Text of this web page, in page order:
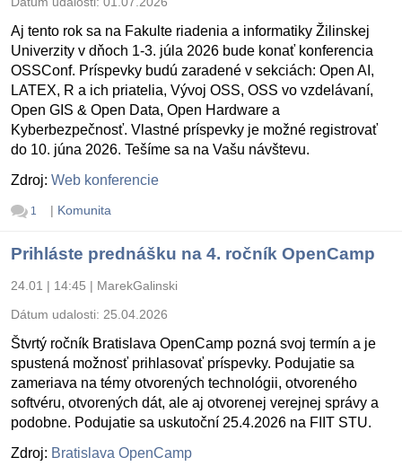
Aj tento rok sa na Fakulte riadenia a informatiky Žilinskej
Univerzity v dňoch 1-3. júla 2026 bude konať konferencia
OSSConf. Príspevky budú zaradené v sekciách: Open AI,
LATEX, R a ich priatelia, Vývoj OSS, OSS vo vzdelávaní,
Open GIS & Open Data, Open Hardware a
Kyberbezpečnosť. Vlastné príspevky je možné registrovať
do 10. júna 2026. Tešíme sa na Vašu návštevu.
Zdroj: Web konferencie
1 | Komunita
Prihláste prednášku na 4. ročník OpenCamp
24.01 | 14:45 | MarekGalinski
Dátum udalosti: 25.04.2026
Štvrtý ročník Bratislava OpenCamp pozná svoj termín a je
spustená možnosť prihlasovať príspevky. Podujatie sa
zameriava na témy otvorených technológii, otvoreného
softvéru, otvorených dát, ale aj otvorenej verejnej správy a
podobne. Podujatie sa uskutoční 25.4.2026 na FIIT STU.
Zdroj: Bratislava OpenCamp